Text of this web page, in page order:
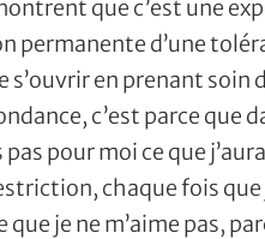
que c’est une
permanente d’une
s’ouvrir en prenant
c’est parce
pour moi ce que
chaque fois
que je ne m’aime pas,